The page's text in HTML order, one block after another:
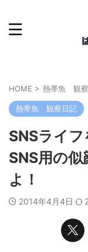
HOME > 熱帯魚 観
熱帯魚 観察日記
SNSライ
SNS用の
よ！
2014年4月4日